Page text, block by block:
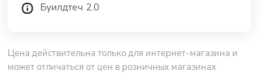
Буилдтеч 2.0
Цена действительна только для интернет-магазина и
может отличаться от цен в розничных магазинах